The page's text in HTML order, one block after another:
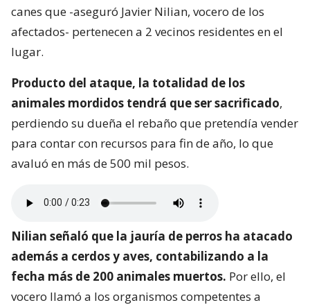
canes que -aseguró Javier Nilian, vocero de los
afectados- pertenecen a 2 vecinos residentes en el
lugar.
Producto del ataque, la totalidad de los
animales mordidos tendrá que ser sacrificado,
perdiendo su dueña el rebaño que pretendía vender
para contar con recursos para fin de año, lo que
avaluó en más de 500 mil pesos.
Nilian señaló que la jauría de perros ha atacado
además a cerdos y aves, contabilizando a la
fecha más de 200 animales muertos. Por ello, el
vocero llamó a los organismos competentes a